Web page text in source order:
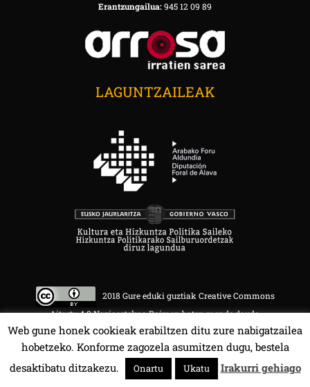
Erantzungailua:945 12 09 89
LAGUNTZAILEAK
2018 Gure eduki guztiak Creative Commons
Aitortu 4.0 Nazioartekoa Baimen baten mende daude.
HALA BEDI BAT 107.4 MHz.
Web gune honek cookieak erabiltzen ditu zure nabigatzailea
hobetzeko. Konforme zagozela asumitzen dugu, bestela
desaktibatu ditzakezu.
Onartu Ukatu Irakurri gehiago